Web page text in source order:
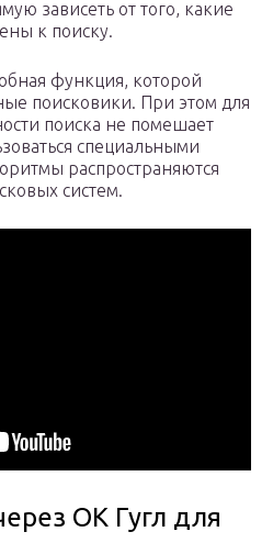
зависеть от того, какие
к поиску.
функция, которой
поисковики. При этом для
поиска не помешает
специальными
распространяются
систем.
ОК Гугл для